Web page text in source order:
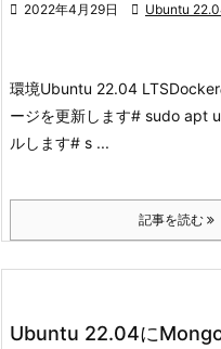
 2022年4月29日  Ubuntu
環境Ubuntu 22.04 LTS
ージを更新します# sudo apt
ルします# s ...
記事を読む
Ubuntu 22.04に